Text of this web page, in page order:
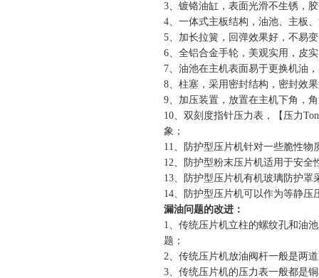
3、镀铬油缸，表面光滑不生锈，
4、一体式主板结构，油池、主板
5、加长拉簧，回弹效果好，不易
6、全铝合金手轮，美观实用，皮
7、油池在主机表面易于更换机油
8、柱塞，采用密封结构，密封效
9、加压装置，放置在主机下角，
10、双刻度指针压力表，【压力
象；
11、防护型压片机针对一些脆性物
12、防护型粉末压片机适用于安全
13、防护型压片机有机玻璃防护罩
14、防护型压片机可以作为等静压
漏油问题的改进：
1、传统压片机立柱的螺纹孔和油
题；
2、传统压片机放油阀杆一般是两
3、传统压片机的压力表一般都是